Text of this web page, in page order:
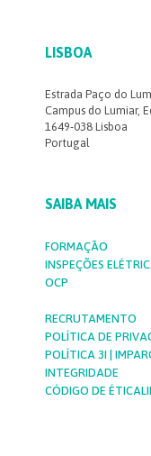
LISBOA
Estrada Paço do
Campus do Lumiar,
1649-038 Lisboa
Portugal
SAIBA MAIS
FORMAÇÃO
INSPEÇÕES
OCP
RECRUTAMENTO
POLÍTICA DE
POLÍTICA 3I |
INTEGRIDADE
CÓDIGO DE ÉTICA